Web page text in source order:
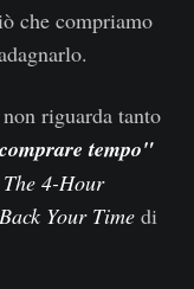
che compriamo
riguarda tanto
tempo"
The 4-Hour
Your Time di